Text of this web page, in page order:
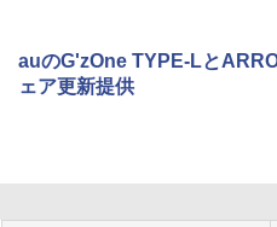
auのG'zOne TYPE-Lと
ェア更新提供